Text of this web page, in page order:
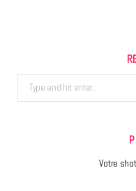
Search
for:
Votre